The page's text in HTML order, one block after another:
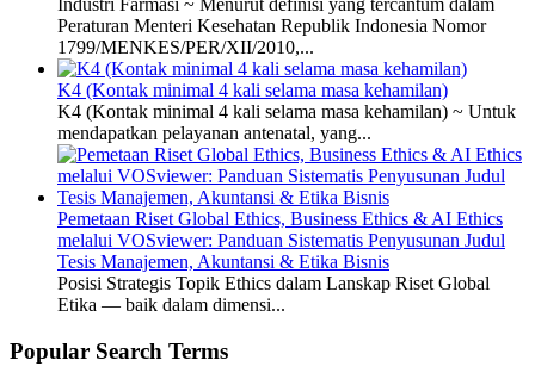
Industri Farmasi ~ Menurut definisi yang tercantum dalam
Peraturan Menteri Kesehatan Republik Indonesia Nomor
1799/MENKES/PER/XII/2010,...
K4 (Kontak minimal 4 kali selama masa kehamilan)
K4 (Kontak minimal 4 kali selama masa kehamilan) ~ Untuk
mendapatkan pelayanan antenatal, yang...
Pemetaan Riset Global Ethics, Business Ethics & AI Ethics
melalui VOSviewer: Panduan Sistematis Penyusunan Judul
Tesis Manajemen, Akuntansi & Etika Bisnis
Posisi Strategis Topik Ethics dalam Lanskap Riset Global
Etika — baik dalam dimensi...
Popular Search Terms